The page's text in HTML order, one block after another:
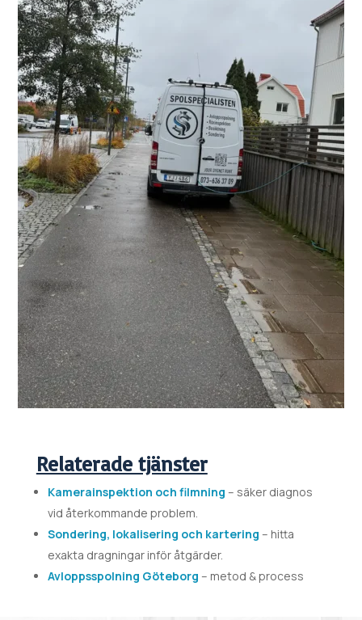
Relaterade tjänster
Kamerainspektion och filmning – säker diagnos
vid återkommande problem.
Sondering, lokalisering och kartering – hitta
exakta dragningar inför åtgärder.
Avloppsspolning Göteborg – metod & process